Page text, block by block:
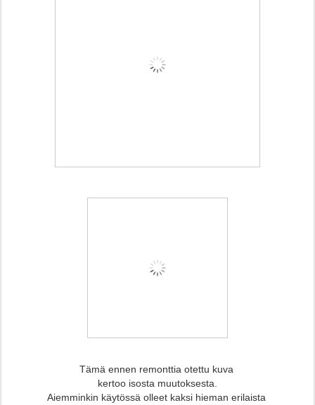
Tämä ennen remonttia otettu kuva
kertoo isosta muutoksesta.
Aiemminkin käytössä olleet kaksi hieman erilaista